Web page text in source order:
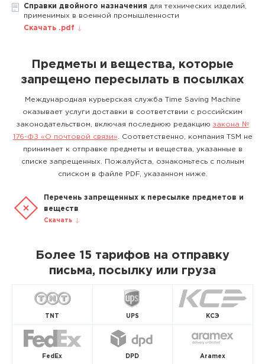
Справки двойного назначения для технических изделий,
применимых в военной промышленности
Скачать .pdf
Предметы и вещества, которые
запрещено пересылать в посылках
Международная курьерская служба Time Saving Machine
оказывает услуги доставки в соответствии с российским
законодательством, включая последнюю редакцию закона №
176-ФЗ «О почтовой связи» . Соответственно, компания TSM не
принимает к отправке предметы и вещества, указанные в
списке запрещенных. Пожалуйста, ознакомьтесь с полным
списком в файле PDF, указанном ниже.
Перечень запрещенных к пересылке предметов и
веществ
Скачать
Более 15 тарифов на отправку
письма, посылку или груза
TNT UPS КСЭ
FedEx DPD Aramex